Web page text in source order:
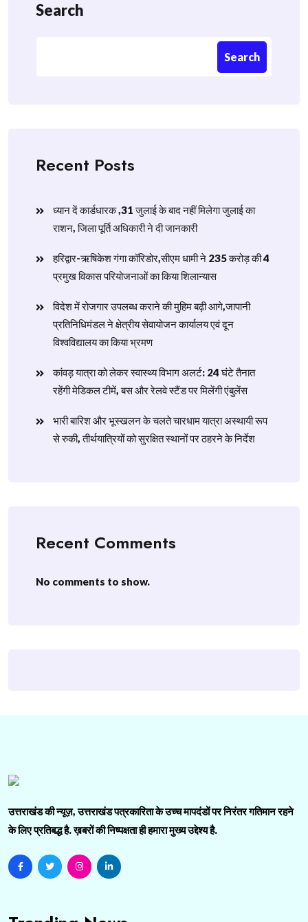
Search
Search
Recent Posts
ध्यान दें कार्डधारक ,31 जुलाई के बाद नहीं मिलेगा जुलाई का
राशन, जिला पूर्ति अधिकारी ने दी जानकारी
हरिद्वार-ऋषिकेश गंगा कॉरिडोर,सीएम धामी ने 235 करोड़ की 4
प्रमुख विकास परियोजनाओं का किया शिलान्यास
विदेश में रोजगार उपलब्ध कराने की मुहिम बढ़ी आगे,जापानी
प्रतिनिधिमंडल ने क्षेत्रीय सेवायोजन कार्यालय एवं दून
विश्वविद्यालय का किया भ्रमण
​कांवड़ यात्रा को लेकर स्वास्थ्य विभाग अलर्ट: 24 घंटे तैनात
रहेंगी मेडिकल टीमें, बस और रेलवे स्टैंड पर मिलेंगी एंबुलेंस
​भारी बारिश और भूस्खलन के चलते चारधाम यात्रा अस्थायी रूप
से रुकी, तीर्थयात्रियों को सुरक्षित स्थानों पर ठहरने के निर्देश
Recent Comments
No comments to show.
उत्तराखंड की न्यूज़, उत्तराखंड पत्रकारिता के उच्च मापदंडों पर निरंतर गतिमान रहने
के लिए प्रतिबद्ध है. ख़बरों की निष्पक्षता ही हमारा मुख्य उद्देश्य है.